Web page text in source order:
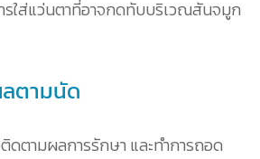
รใส่แว่นตาที่อาจกดทับบริเวณสันจมูก
ตามนัด
ตามผลการรักษา และทำการถอด